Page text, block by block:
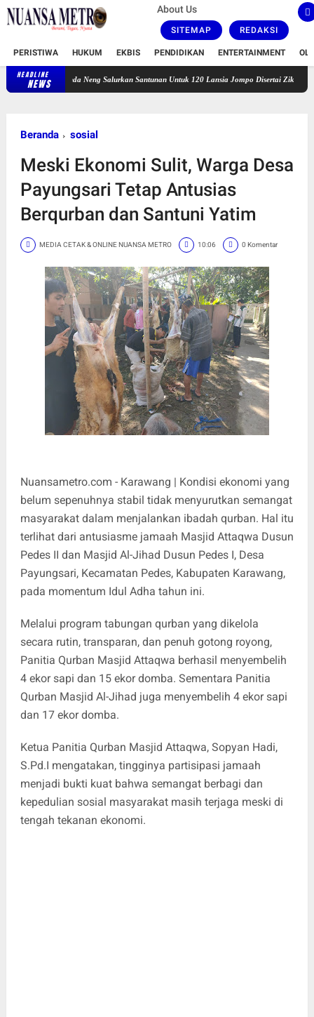
About Us
SITEMAP REDAKSI
PERISTIWA HUKUM EKBIS PENDIDIKAN ENTERTAINMENT
HEADLINE
NEWS
Bunda Neng Salurkan Santunan Untuk 120 Lansia Jompo Disertai Zikir dan Doa
Beranda sosial
Meski Ekonomi Sulit, Warga Desa
Payungsari Tetap Antusias
Berqurban dan Santuni Yatim
MEDIA CETAK & ONLINE NUANSA METRO 10:06 0 Komentar
Nuansametro.com - Karawang | Kondisi ekonomi yang
belum sepenuhnya stabil tidak menyurutkan semangat
masyarakat dalam menjalankan ibadah qurban. Hal itu
terlihat dari antusiasme jamaah Masjid Attaqwa Dusun
Pedes II dan Masjid Al-Jihad Dusun Pedes I, Desa
Payungsari, Kecamatan Pedes, Kabupaten Karawang,
pada momentum Idul Adha tahun ini.
Melalui program tabungan qurban yang dikelola
secara rutin, transparan, dan penuh gotong royong,
Panitia Qurban Masjid Attaqwa berhasil menyembelih
4 ekor sapi dan 15 ekor domba. Sementara Panitia
Qurban Masjid Al-Jihad juga menyembelih 4 ekor sapi
dan 17 ekor domba.
Ketua Panitia Qurban Masjid Attaqwa, Sopyan Hadi,
S.Pd.I mengatakan, tingginya partisipasi jamaah
menjadi bukti kuat bahwa semangat berbagi dan
kepedulian sosial masyarakat masih terjaga meski di
tengah tekanan ekonomi.